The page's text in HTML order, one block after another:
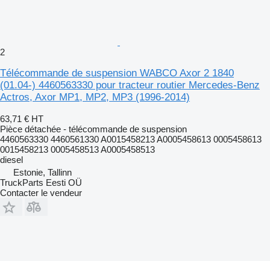
2
Télécommande de suspension WABCO Axor 2 1840
(01.04-) 4460563330 pour tracteur routier Mercedes-Benz
Actros, Axor MP1, MP2, MP3 (1996-2014)
63,71 € HT
Pièce détachée - télécommande de suspension
4460563330 4460561330 A0015458213 A0005458613 0005458613
0015458213 0005458513 A0005458513
diesel
Estonie, Tallinn
TruckParts Eesti OÜ
Contacter le vendeur